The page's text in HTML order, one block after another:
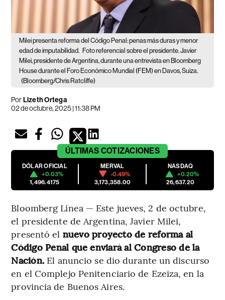
Milei presenta reforma del Código Penal: penas más duras y menor
edad de imputabilidad. Foto referencial sobre el presidente. Javier
Milei, presidente de Argentina, durante una entrevista en Bloomberg
House durante el Foro Económico Mundial (FEM) en Davos, Suiza.
(Bloomberg/Chris Ratcliffe)
PorLizeth Ortega
02 de octubre, 2025 | 11:38 PM
ÚLTIMAS COTIZACIONES
DÓLAR OFICIAL
+0.03%
1,496.4175
MERVAL
-0.49%
3,173,358.00
NASDAQ
+0.20%
26,637.20
Bloomberg Línea — Este jueves, 2 de octubre,
el presidente de Argentina, Javier Milei,
presentó el nuevo proyecto de reforma al
Código Penal que enviará al Congreso de la
Nación. El anuncio se dio durante un discurso
en el Complejo Penitenciario de Ezeiza, en la
provincia de Buenos Aires.